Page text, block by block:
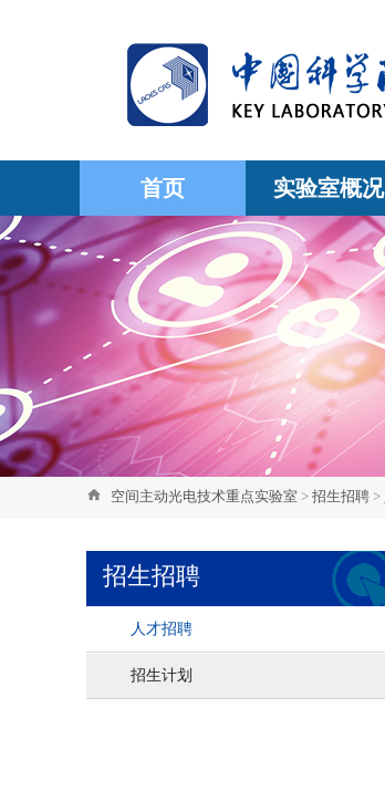
首页 实验室概况
空间主动光电技术重点实验室 > 招生招聘 >
招生招聘
人才招聘
招生计划